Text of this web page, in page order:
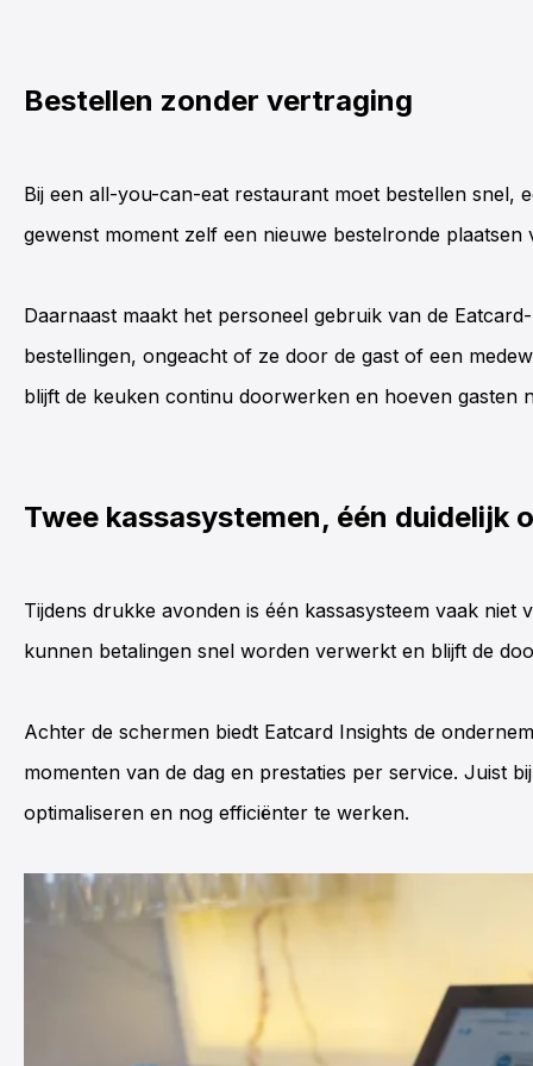
Bestellen zonder vertraging
Bij een all-you-can-eat restaurant moet bestellen snel,
gewenst moment zelf een nieuwe bestelronde
Daarnaast maakt het personeel gebruik van de
bestellingen, ongeacht of ze door de gast of een
blijft de keuken continu doorwerken en hoeven
Twee kassasystemen, één duidelijk
Tijdens drukke avonden is één kassasysteem vaak
kunnen betalingen snel worden verwerkt en blijft de
Achter de schermen biedt Eatcard Insights de
momenten van de dag en prestaties per service. Juist
optimaliseren en nog efficiënter te werken.